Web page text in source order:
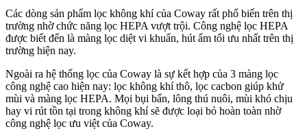
Các dòng sản phẩm lọc không khí của Coway rất phổ biến trên thị
trường nhờ chức năng lọc HEPA vượt trội. Công nghệ lọc HEPA
được biết đến là màng lọc diệt vi khuẩn, hút ẩm tối ưu nhất trên thị
trường hiện nay.
Ngoài ra hệ thống lọc của Coway là sự kết hợp của 3 màng lọc
công nghệ cao hiện nay: lọc không khí thô, lọc cacbon giúp khử
mùi và màng lọc HEPA. Mọi bụi bẩn, lông thú nuôi, mùi khó chịu
hay vi rút tồn tại trong không khí sẽ được loại bỏ hoàn toàn nhờ
công nghệ lọc ưu việt của Coway.